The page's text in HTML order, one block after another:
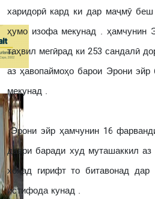
харидорӣ кард ки дар маҷмӯ
ҳумо изофа мекунад . ҳамчунин
таҳвил мегӣрад ки 253 сандалӣ
аз ҳавопаймоҳо барои Эрони
мекунад .
Эрони эйр ҳамчунин 16
даври баради худ муташаккил
хоҳад гирифт то битавонад
истифода кунад .